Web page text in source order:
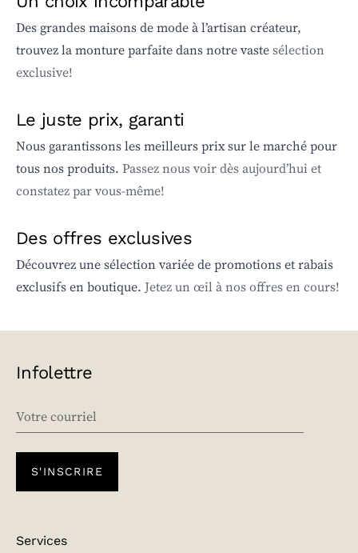
Des grandes maisons de mode à l’artisan créateur,
trouvez la monture parfaite dans notre vastesélection
exclusive!
Le juste prix, garanti
Nous garantissons les meilleurs prix sur le marché pour
tous nos produits. Passez nous voir dès aujourd’hui et
constatez par vous-même!
Des offres exclusives
Découvrez une sélection variée de promotions et rabais
exclusifs en boutique. Jetez un œil à nos offres en cours!
Infolettre
S'INSCRIRE
Services